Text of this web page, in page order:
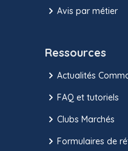
Avis par métier
Ressources
Actualités
FAQ et tutoriels
Clubs Marchés
Formulaires de